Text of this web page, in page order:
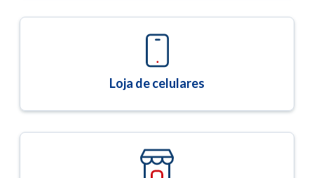
Loja de celulares